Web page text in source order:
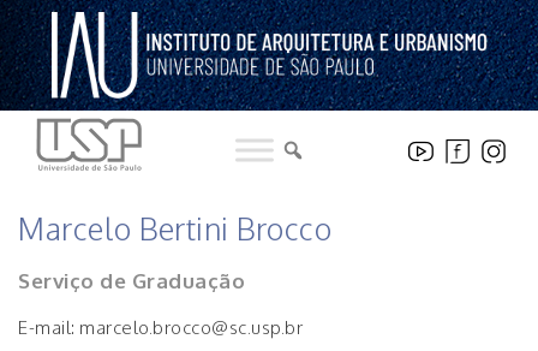
Pular
para
o
conteúdo
Marcelo Bertini Brocco
Serviço de Graduação
E-mail: marcelo.brocco@sc.usp.br